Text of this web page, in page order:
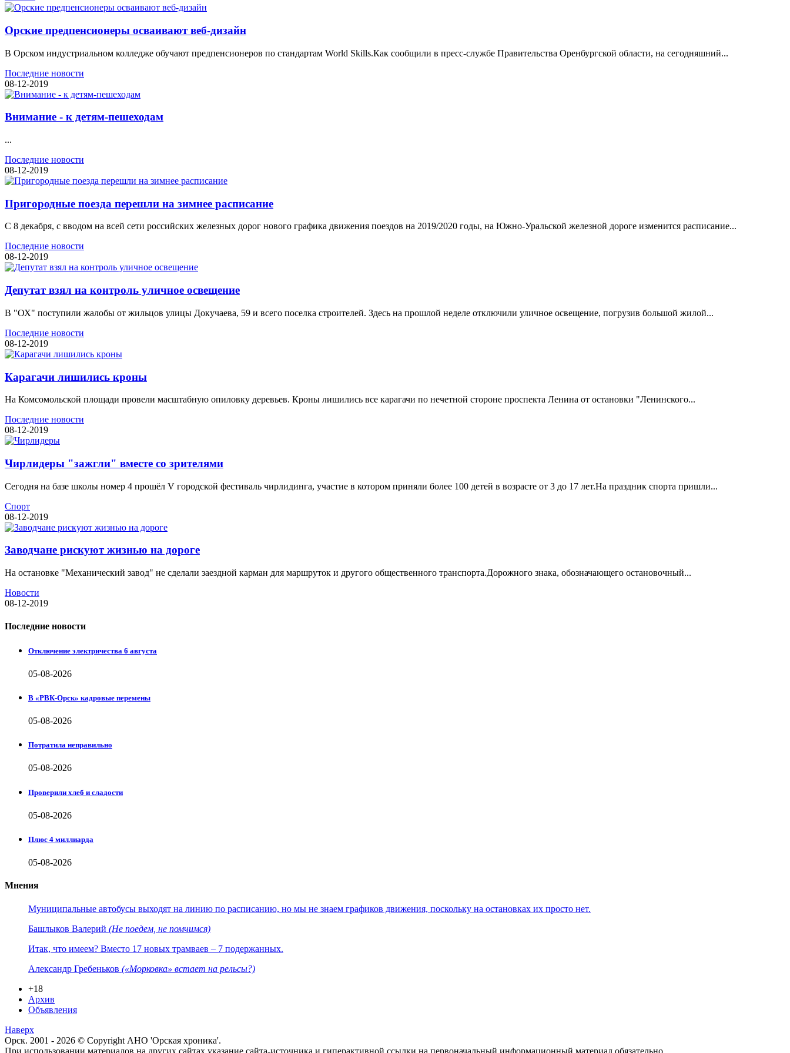
Орские предпенсионеры осваивают веб-дизайн
В Орском индустриальном колледже обучают предпенсионеров по стандартам World Skills.Как сообщили в пресс-службе Правительства Оренбургской области, на сегодняшний...
Последние новости
08-12-2019
Внимание - к детям-пешеходам
...
Последние новости
08-12-2019
Пригородные поезда перешли на зимнее расписание
С 8 декабря, с вводом на всей сети российских железных дорог нового графика движения поездов на 2019/2020 годы, на Южно-Уральской железной дороге изменится расписание...
Последние новости
08-12-2019
Депутат взял на контроль уличное освещение
В "ОХ" поступили жалобы от жильцов улицы Докучаева, 59 и всего поселка строителей. Здесь на прошлой неделе отключили уличное освещение, погрузив большой жилой...
Последние новости
08-12-2019
Карагачи лишились кроны
На Комсомольской площади провели масштабную опиловку деревьев. Кроны лишились все карагачи по нечетной стороне проспекта Ленина от остановки "Ленинского...
Последние новости
08-12-2019
Чирлидеры "зажгли" вместе со зрителями
Сегодня на базе школы номер 4 прошёл V городской фестиваль чирлидинга, участие в котором приняли более 100 детей в возрасте от 3 до 17 лет.На праздник спорта пришли...
Спорт
08-12-2019
Заводчане рискуют жизнью на дороге
На остановке "Механический завод" не сделали заездной карман для маршруток и другого общественного транспорта.Дорожного знака, обозначающего остановочный...
Новости
08-12-2019
Последние новости
Отключение электричества 6 августа
05-08-2026
В «РВК-Орск» кадровые перемены
05-08-2026
Потратила неправильно
05-08-2026
Проверили хлеб и сладости
05-08-2026
Плюс 4 миллиарда
05-08-2026
Мнения
Муниципальные автобусы выходят на линию по расписанию, но мы не знаем графиков движения, поскольку на остановках их просто нет.
Башлыков Валерий (Не поедем, не помчимся)
Итак, что имеем? Вместо 17 новых трамваев – 7 подержанных.
Александр Гребеньков («Морковка» встает на рельсы?)
+18
Архив
Объявления
Наверх
Орск. 2001 - 2026 © Copyright АНО 'Орская хроника'.
При использовании материалов на других сайтах указание сайта-источника и гиперактивной ссылки на первоначальный информационный материал обязательно.